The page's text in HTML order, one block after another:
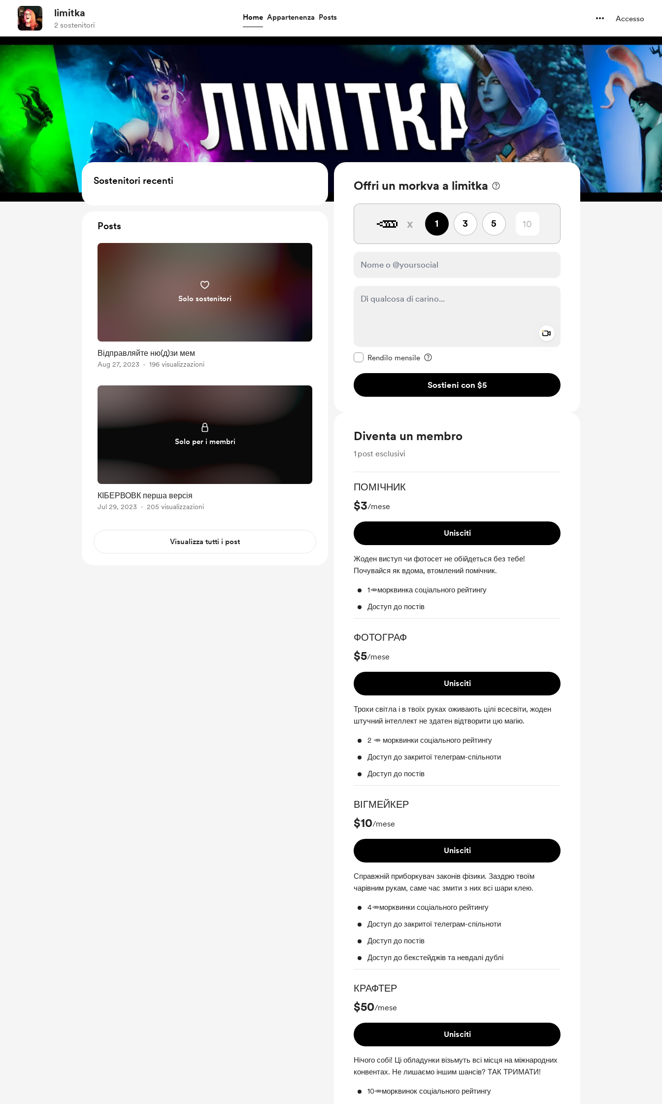
limitka
2 sostenitori
Home Appartenenza Posts Accesso
Offri un morkva a limitka
🥕 x 1 3 5
Rendilo mensile
Sostieni con $5
Diventa un membro
1 post esclusivi
ПОМІЧНИК
$3/mese
Unisciti
Жоден виступ чи фотосет не обійдеться без тебе!
Почувайся як вдома, втомлений помічник.
1🥕морквинка соціального рейтингу
Доступ до постів
ФОТОГРАФ
$5/mese
Unisciti
Трохи світла і в твоїх руках оживають цілі всесвіти, жоден
штучний інтеллект не здатен відтворити цю магію.
2 🥕 морквинки соціального рейтингу
Доступ до закритої телеграм-спільноти
Доступ до постів
ВІГМЕЙКЕР
$10/mese
Unisciti
Справжній приборкувач законів фізики. Заздрю твоїм
чарівним рукам, саме час змити з них всі шари клею.
4🥕морквинки соціального рейтингу
Доступ до закритої телеграм-спільноти
Доступ до постів
Доступ до бекстейджів та невдалі дублі
КРАФТЕР
$50/mese
Unisciti
Нічого собі! Ці обладунки візьмуть всі місця на міжнародних
конвентах. Не лишаємо іншим шансів? ТАК ТРИМАТИ!
10🥕морквинок соціального рейтингу
Sostenitori recenti
Posts
Solo sostenitori
Відправляйте ню(д)зи мем
Aug 27, 2023 196 visualizzazioni
Solo per i membri
КІБЕРВОВК перша версія
Jul 29, 2023 205 visualizzazioni
Visualizza tutti i post